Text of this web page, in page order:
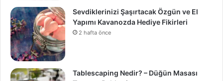
Sevdiklerinizi Şaşırtacak Özgün ve El
Yapımı Kavanozda Hediye Fikirleri
2 hafta önce
Tablescaping Nedir? – Düğün Masası